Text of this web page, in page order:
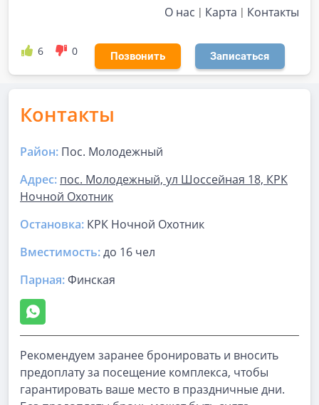
О нас Карта Контакты
6 0 Позвонить Записаться
Контакты
Район: Пос. Молодежный
Адрес: пос. Молодежный, ул Шоссейная 18, КРК
Ночной Охотник
Остановка: КРК Ночной Охотник
Вместимость:до 16 чел
Парная:Финская
Рекомендуем заранее бронировать и вносить
предоплату за посещение комплекса, чтобы
гарантировать ваше место в праздничные дни.